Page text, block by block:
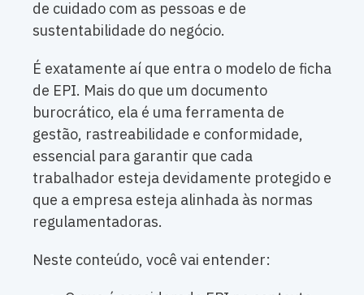
de cuidado com as pessoas e de
sustentabilidade do negócio.
É exatamente aí que entra o modelo de ficha
de EPI. Mais do que um documento
burocrático, ela é uma ferramenta de
gestão, rastreabilidade e conformidade,
essencial para garantir que cada
trabalhador esteja devidamente protegido e
que a empresa esteja alinhada às normas
regulamentadoras.
Neste conteúdo, você vai entender: